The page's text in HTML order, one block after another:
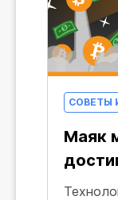
СОВЕТЫ
Маяк